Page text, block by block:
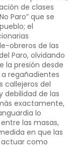
de clases
Paro” que se
el
obreros de las
Paro, olvidando
la presión desde
regañadientes
callejeros del
debilidad de las
exactamente,
lo
las masas,
en que las
actuar como